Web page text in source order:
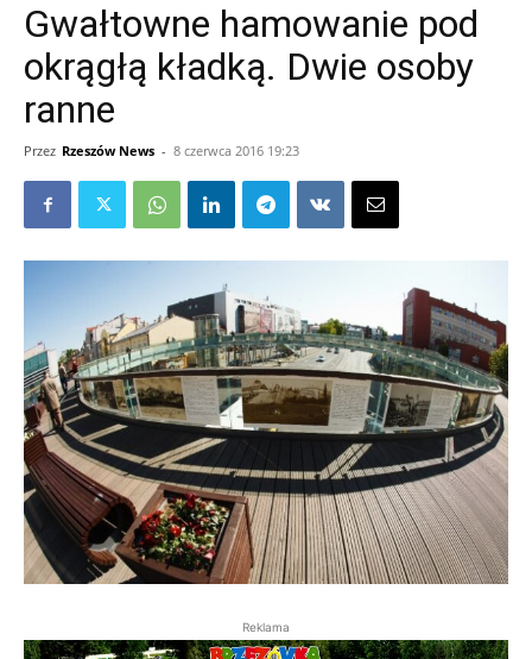
Gwałtowne hamowanie pod
okrągłą kładką. Dwie osoby
ranne
Przez Rzeszów News - 8 czerwca 2016 19:23
Reklama